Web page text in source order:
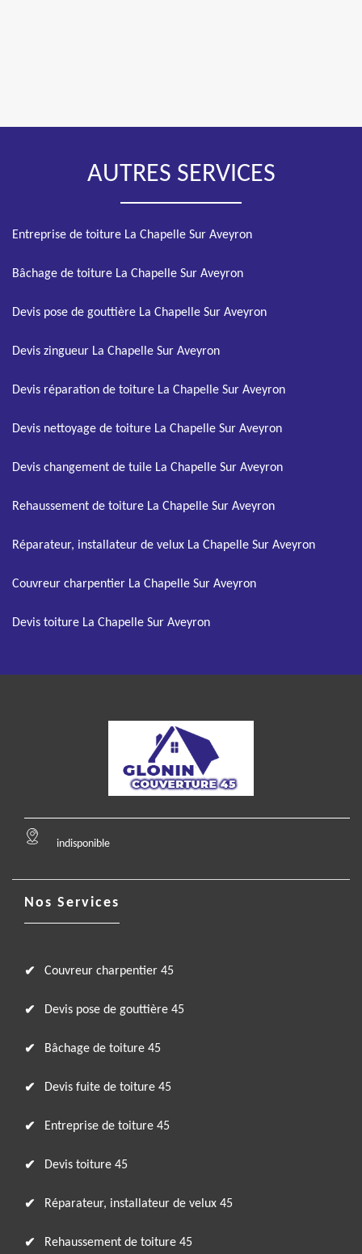
AUTRES SERVICES
Entreprise de toiture La Chapelle Sur Aveyron
Bâchage de toiture La Chapelle Sur Aveyron
Devis pose de gouttière La Chapelle Sur Aveyron
Devis zingueur La Chapelle Sur Aveyron
Devis réparation de toiture La Chapelle Sur Aveyron
Devis nettoyage de toiture La Chapelle Sur Aveyron
Devis changement de tuile La Chapelle Sur Aveyron
Rehaussement de toiture La Chapelle Sur Aveyron
Réparateur, installateur de velux La Chapelle Sur Aveyron
Couvreur charpentier La Chapelle Sur Aveyron
Devis toiture La Chapelle Sur Aveyron
indisponible
Nos Services
Couvreur charpentier 45
Devis pose de gouttière 45
Bâchage de toiture 45
Devis fuite de toiture 45
Entreprise de toiture 45
Devis toiture 45
Réparateur, installateur de velux 45
Rehaussement de toiture 45